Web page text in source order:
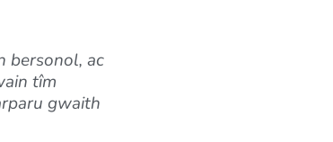
bersonol, ac
tîm
gwaith